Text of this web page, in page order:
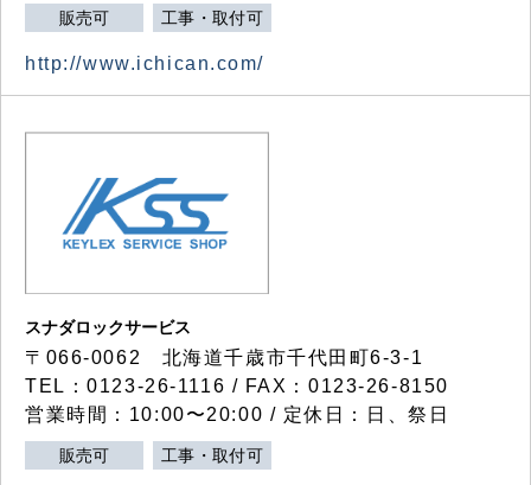
販売可 工事・取付可
http://www.ichican.com/
スナダロックサービス
〒066-0062 北海道千歳市千代田町6-3-1
TEL：0123-26-1116 / FAX：0123-26-8150
営業時間：10:00〜20:00 / 定休日：日、祭日
販売可 工事・取付可